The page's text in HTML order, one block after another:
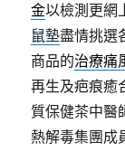
金以檢測更網
鼠墊盡情挑選
商品的治療痛
再生及疤痕癒
質保健茶中醫
熱解毒集團成